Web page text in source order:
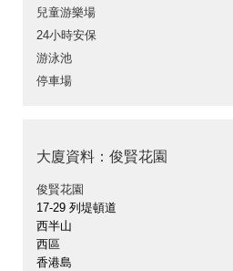
兒童游樂場
24小時安保
游泳池
停車場
大廈資料：俊賢花園
俊賢花園
17-29 列堤頓道
西半山
西區
香港島